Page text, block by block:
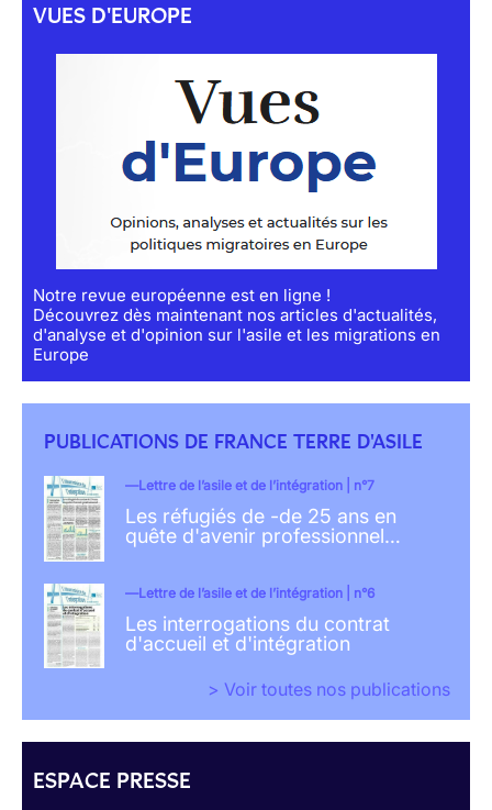
VUES D'EUROPE
Notre revue européenne est en ligne !
Découvrez dès maintenant nos articles d'actualités,
d'analyse et d'opinion sur l'asile et les migrations en
Europe
PUBLICATIONS DE FRANCE TERRE D'ASILE
Lettre de l’asile et de l’intégration | n°7
Les réfugiés de -de 25 ans en
quête d'avenir professionnel…
Lettre de l’asile et de l’intégration | n°6
Les interrogations du contrat
d'accueil et d'intégration
> Voir toutes nos publications
ESPACE PRESSE